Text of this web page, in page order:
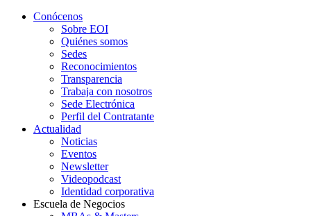
Conócenos
Sobre EOI
Quiénes somos
Sedes
Reconocimientos
Transparencia
Trabaja con nosotros
Sede Electrónica
Perfil del Contratante
Actualidad
Noticias
Eventos
Newsletter
Videopodcast
Identidad corporativa
Escuela de Negocios